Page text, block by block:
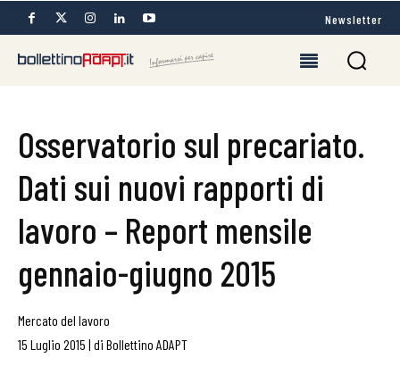
Newsletter
Osservatorio sul precariato.
Dati sui nuovi rapporti di
lavoro – Report mensile
gennaio-giugno 2015
Mercato del lavoro
15 Luglio 2015 | di Bollettino ADAPT